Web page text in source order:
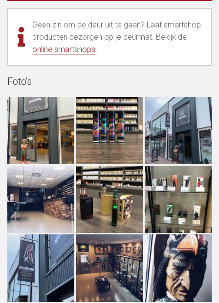
Geen zin om de deur uit te gaan? Laat smartshop
producten bezorgen op je deurmat. Bekijk de
online smartshops
Foto's